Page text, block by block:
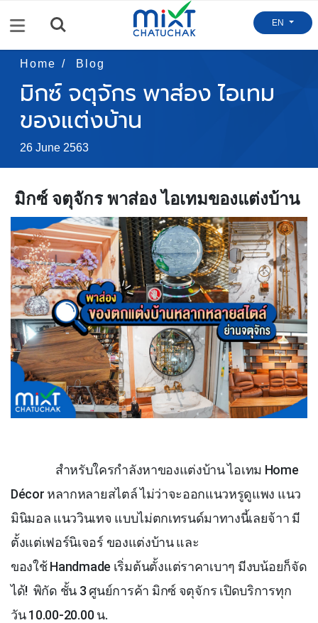
EN
Home Blog
มิกซ์ จตุจักร พาส่อง ไอเทม
ของแต่งบ้าน
26 June 2563
มิกซ์ จตุจักร พาส่อง ไอเทมของแต่งบ้าน
สำหรับใครกำลังหาของแต่งบ้าน ไอเทม Home
Décor หลากหลายสไตล์ ไม่ว่าจะออกแนวหรูดูแพง แนว
มินิมอล แนววินเทจ แบบไม่ตกเทรนด์มาทางนี้เลยจ้าา มี
ตั้งแต่เฟอร์นิเจอร์ ของแต่งบ้าน และ
ของใช้ Handmade เริ่มต้นตั้งแต่ราคาเบาๆ มีงบน้อยก็จัด
ได้! พิกัด ชั้น 3 ศูนย์การค้า มิกซ์ จตุจักร เปิดบริการทุก
วัน10.00-20.00น.